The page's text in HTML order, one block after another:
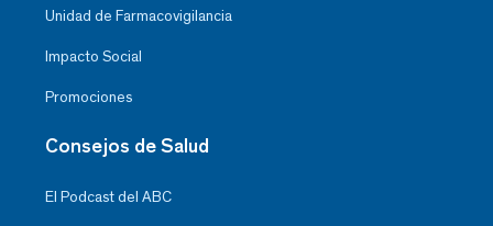
Unidad de Farmacovigilancia
Impacto Social
Promociones
Consejos de Salud
El Podcast del ABC